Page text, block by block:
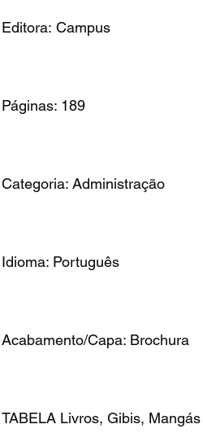
Editora: Campus
Páginas: 189
Categoria: Administração
Idioma: Português
Acabamento/Capa: Brochura
TABELA Livros, Gibis,